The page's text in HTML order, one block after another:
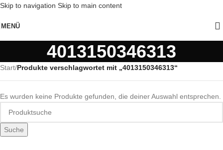
Skip to navigation Skip to main content
MENÜ
4013150346313
Start/Produkte verschlagwortet mit „4013150346313“
Es wurden keine Produkte gefunden, die deiner Auswahl entsprechen.
Suche